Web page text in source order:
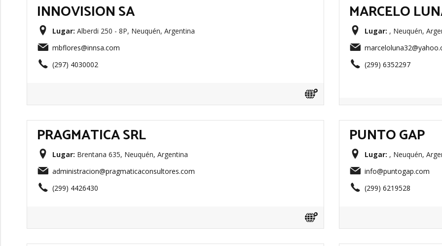
INNOVISION SA
Lugar: Alberdi 250 - 8P, Neuquén, Argentina
mbflores@innsa.com
(297) 4030002
MARCELO
Lugar: , Neuquén,
(299) 6352297
PRAGMATICA SRL
Lugar: Brentana 635, Neuquén, Argentina
administracion@pragmaticaconsultores.com
(299) 4426430
PUNTO GAP
Lugar: , Neuquén,
info@puntogap.com
(299) 6219528